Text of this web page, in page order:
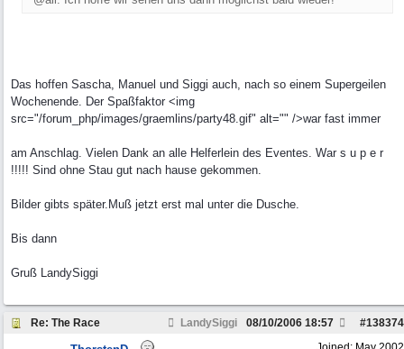
Das hoffen Sascha, Manuel und Siggi auch, nach so einem Supergeilen
Wochenende. Der Spaßfaktor <img
src="/forum_php/images/graemlins/party48.gif" alt="" />war fast immer
am Anschlag. Vielen Dank an alle Helferlein des Eventes. War s u p e r
!!!!! Sind ohne Stau gut nach hause gekommen.
Bilder gibts später.Muß jetzt erst mal unter die Dusche.
Bis dann
Gruß LandySiggi
Re: The Race LandySiggi #138374
08/10/2006 18:57